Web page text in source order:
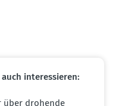
inter­es­sieren:
über drohende